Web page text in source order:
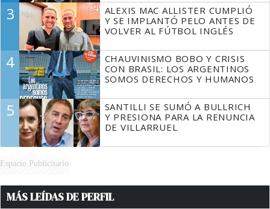
3
ALEXIS MAC ALLISTER CUMPLIÓ
Y SE IMPLANTÓ PELO ANTES DE
VOLVER AL FÚTBOL INGLÉS
4
CHAUVINISMO BOBO Y CRISIS
CON BRASIL: LOS ARGENTINOS
SOMOS DERECHOS Y HUMANOS
5
SANTILLI SE SUMÓ A BULLRICH
Y PRESIONA PARA LA RENUNCIA
DE VILLARRUEL
Espacio Publicitario
MÁS LEÍDAS DE PERFIL